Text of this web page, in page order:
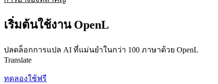
เริ่มต้นใช้งาน OpenL
ปลดล็อกการแปล AI ที่แม่นยำในกว่า 100 ภาษาด้วย OpenL
Translate
ทดลองใช้ฟรี